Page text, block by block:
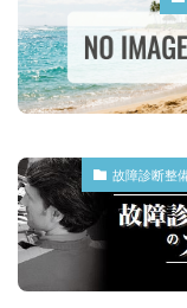
故障診断整